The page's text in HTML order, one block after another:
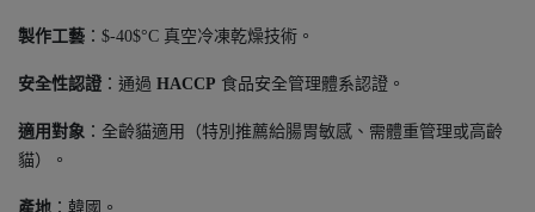
製作工藝 ：$-40$°C 真空冷凍乾燥技術。
安全性認證 ：通過 HACCP 食品安全管理體系認證。
適用對象 ：全齡貓適用（特別推薦給腸胃敏感、需體重管理或高齡
貓）。
產地 ：韓國。